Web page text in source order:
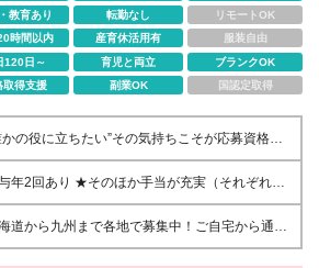
教育あり 転勤なし
リモートOK
時間以内 産育休活用有
服装自由
120日～ 育児と両立
ブランクOK
取得支援 副業OK 国認定取得
の役に立ちたい”その気持ちこそが応募資格で
◆未経験歓迎 ◆特別な経験やスキルは必要あ
ん ◆学歴不問 ◆20代～50代が多数活躍中 ＜こ
き合いたい方 ・誰もが働ける未来になるよう、
たい方
年2回あり ★そのほか手当が充実（それぞれ規
） ┗住宅手当・家族手当 ┗資格手当(月3千円
円 ┗ベースアップ加算手当(月1万2千円/報酬改
道から九州まで各地で募集中！ご自宅から通え
への配属となります≫ ※自動車通勤OK(規定有)